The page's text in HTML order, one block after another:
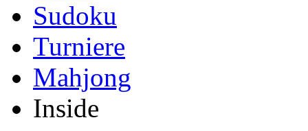
Sudoku
Turniere
Mahjong
Inside